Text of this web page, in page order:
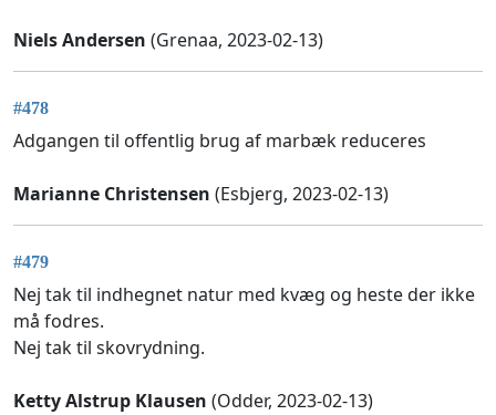
Niels Andersen (Grenaa, 2023-02-13)
#478
Adgangen til offentlig brug af marbæk reduceres
Marianne Christensen (Esbjerg, 2023-02-13)
#479
Nej tak til indhegnet natur med kvæg og heste der ikke
må fodres.
Nej tak til skovrydning.
Ketty Alstrup Klausen (Odder, 2023-02-13)